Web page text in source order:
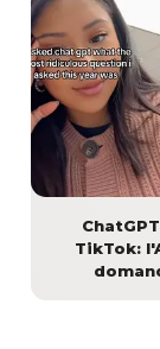
TikTok: